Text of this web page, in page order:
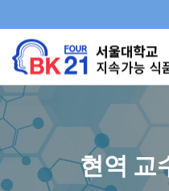
로
메
뉴
현역 교